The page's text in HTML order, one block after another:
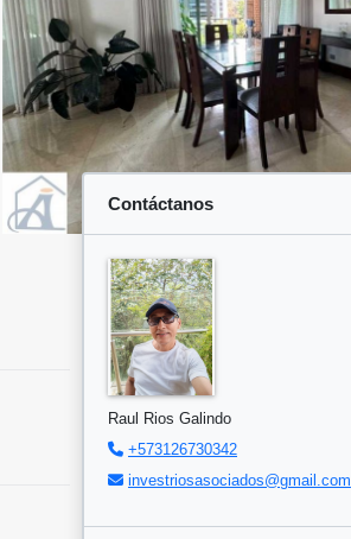
Contáctanos
Raul Rios Galindo
+573126730342
investriosasociados@gmail.com